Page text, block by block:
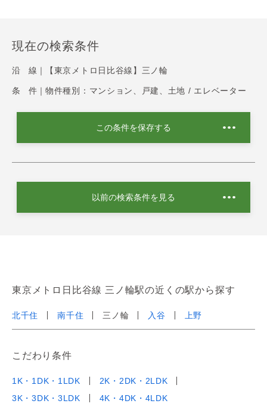
現在の検索条件
沿 線｜ 【東京メトロ日比谷線】三ノ輪
条 件｜ 物件種別：マンション、戸建、土地 / エレベーター
この条件を保存する
以前の検索条件を見る
東京メトロ日比谷線 三ノ輪駅の近くの駅から探す
北千住 南千住 三ノ輪 入谷 上野
こだわり条件
1K・1DK・1LDK
2K・2DK・2LDK
3K・3DK・3LDK
4K・4DK・4LDK